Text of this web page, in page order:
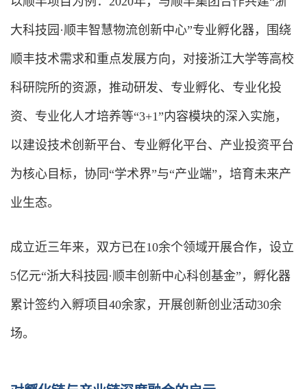
大科技园·顺丰智慧物流创新中心”专业孵化器，围绕
顺丰技术需求和重点发展方向，对接浙江大学等高校
科研院所的资源，推动研发、专业孵化、专业化投
资、专业化人才培养等“3+1”内容模块的深入实施，
以建设技术创新平台、专业孵化平台、产业投资平台
为核心目标，协同“学术界”与“产业端”，培育未来产
业生态。
成立近三年来，双方已在10余个领域开展合作，设立
5亿元“浙大科技园·顺丰创新中心科创基金”，孵化器
累计签约入孵项目40余家，开展创新创业活动30余
场。